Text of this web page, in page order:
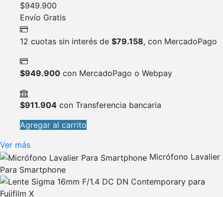
$949.900
Envío Gratis
12 cuotas sin interés de $79.158, con MercadoPago
$949.900 con MercadoPago o Webpay
$911.904 con Transferencia bancaria
Agregar al carrito
Ver más
Micrófono Lavalier
Para Smartphone